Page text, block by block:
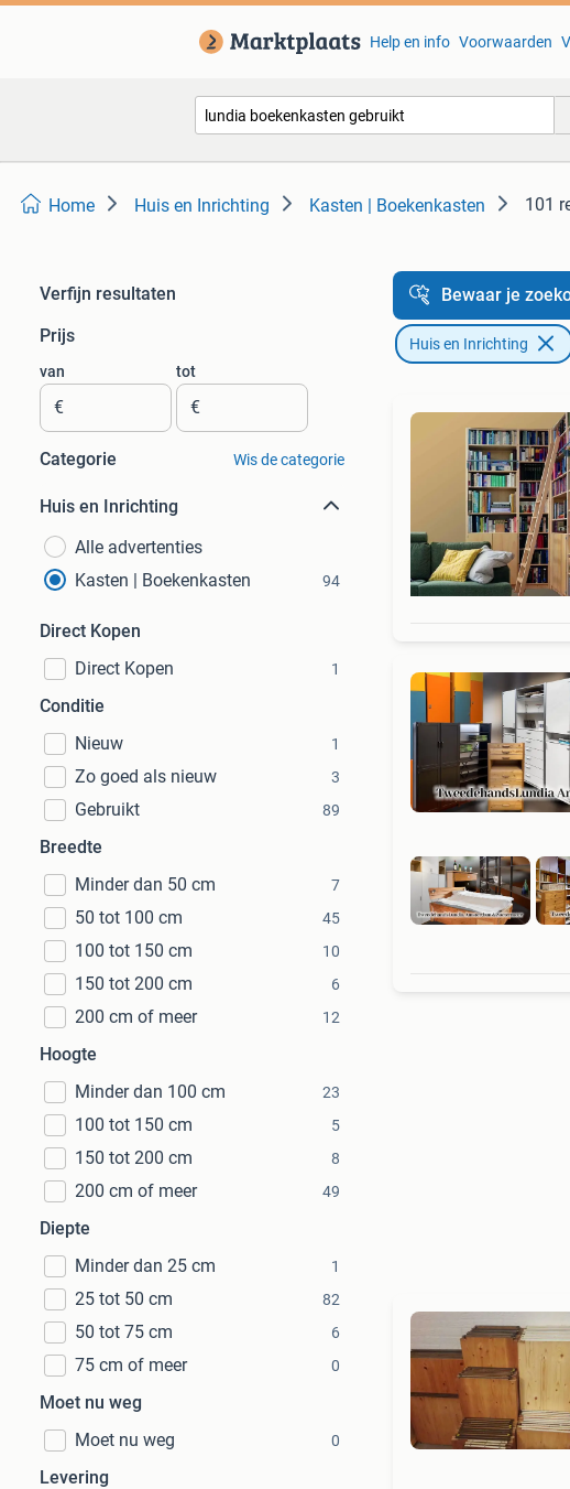
Help en info Voorwaarden
Home Huis en Inrichting Kasten | Boekenkasten 101
Verfijn resultaten
Prijs
van
€
tot
€
Categorie Wis de categorie
Huis en Inrichting
Alle advertenties
Kasten | Boekenkasten
94
Direct Kopen
Direct Kopen
1
Conditie
Nieuw
1
Zo goed als nieuw 3
Gebruikt 89
Breedte
Minder dan 50 cm
7
50 tot 100 cm 45
100 tot 150 cm 10
150 tot 200 cm 6
200 cm of meer 12
Hoogte
Minder dan 100 cm
23
100 tot 150 cm 5
150 tot 200 cm 8
200 cm of meer 49
Diepte
Minder dan 25 cm
1
25 tot 50 cm 82
50 tot 75 cm 6
75 cm of meer 0
Moet nu weg
Moet nu weg
0
Levering
Bewaar je
Huis en Inrichting